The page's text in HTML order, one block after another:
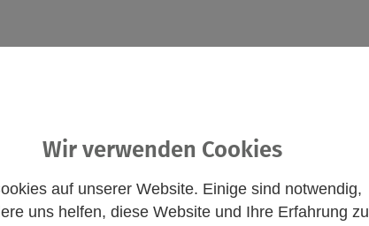
Wir verwenden Cookies
auf unserer Website. Einige sind notwendig,
uns helfen, diese Website und Ihre Erfahrung zu